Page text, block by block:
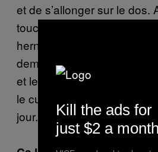
et de s’allonger sur le dos.
touche l’estomac pour voir
hernie autour de la zone
demande de tousser, je lui
et le pénis, et enfin je lui
le cul. Je fais ça en
jour.
Kill the ads for
just $2 a month